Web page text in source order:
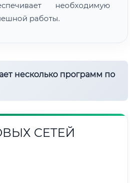
необходимую
работы.
несколько программ по
СЕТЕЙ